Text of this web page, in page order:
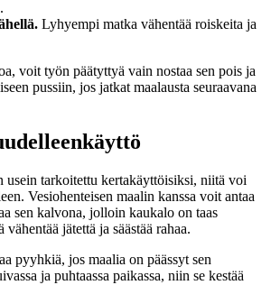
Lyhyempi matka vähentää roiskeita ja
voit työn päätyttyä vain nostaa sen pois ja
pussiin, jos jatkat maalausta seuraavana
usein tarkoitettu kertakäyttöisiksi, niitä voi
Vesiohenteisen maalin kanssa voit antaa
sen kalvona, jolloin kaukalo on taas
jätettä ja säästää rahaa.
pyyhkiä, jos maalia on päässyt sen
ja puhtaassa paikassa, niin se kestää